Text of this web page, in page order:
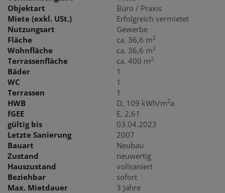
Objektart
Büro / Praxis
Miete (exkl. USt.)
Erfolgreich vermietet
Nutzungsart
Gewerbe
Fläche
ca. 36,6 m2
Wohnfläche ca. 36,6 m2
Terrassenfläche ca. 400 m2
Bäder
1
WC
1
Terrassen
1
HWB
D, 109 kWh/m2a
fGEE
E, 2,61
gültig bis
03.04.2023
Letzte Sanierung
2007
Bauart
Neubau
Zustand
neuwertig
Hauszustand
vollsaniert
Beziehbar
sofort
Max. Mietdauer
3 Jahre